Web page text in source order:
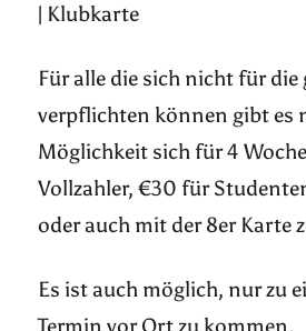
| Klubkarte
Für alle die sich nicht für die
verpflichten können gibt es
Möglichkeit sich für 4
Vollzahler, €30 für
oder auch mit der 8er Karte
Es ist auch möglich, nur zu